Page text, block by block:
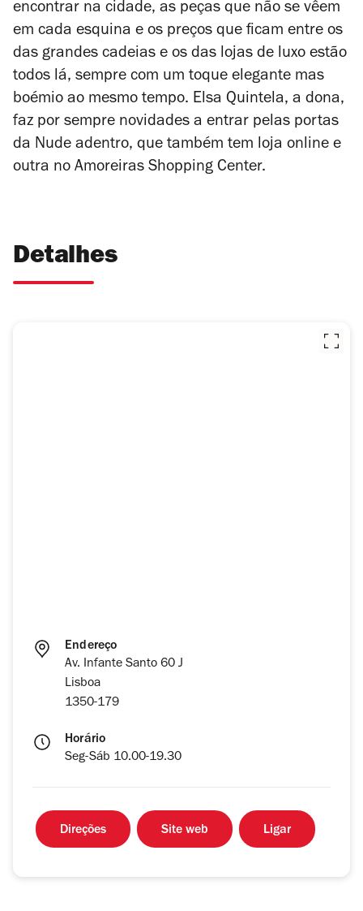
encontrar na cidade, as peças que não se vêem
em cada esquina e os preços que ficam entre os
das grandes cadeias e os das lojas de luxo estão
todos lá, sempre com um toque elegante mas
boémio ao mesmo tempo. Elsa Quintela, a dona,
faz por sempre novidades a entrar pelas portas
da Nude adentro, que também tem loja online e
outra no Amoreiras Shopping Center.
Detalhes
Endereço
Av. Infante Santo 60 J
Lisboa
1350-179
Horário
Seg-Sáb 10.00-19.30
Direções Site web Ligar